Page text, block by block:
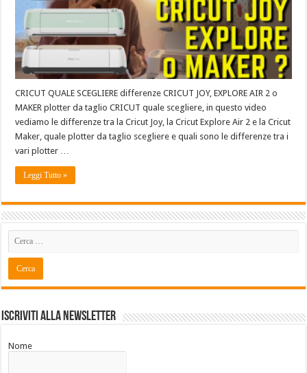
CRICUT QUALE SCEGLIERE differenze CRICUT JOY, EXPLORE AIR 2 o
MAKER plotter da taglio CRICUT quale scegliere, in questo video
vediamo le differenze tra la Cricut Joy, la Cricut Explore Air 2 e la Cricut
Maker, quale plotter da taglio scegliere e quali sono le differenze tra i
vari plotter …
Leggi Tutto »
Iscriviti alla Newsletter
Nome